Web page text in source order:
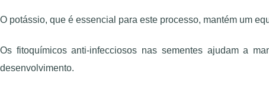
O potássio, que é essencial para este processo, mantém um
Os fitoquímicos anti-infecciosos nas sementes ajudam a
desenvolvimento.